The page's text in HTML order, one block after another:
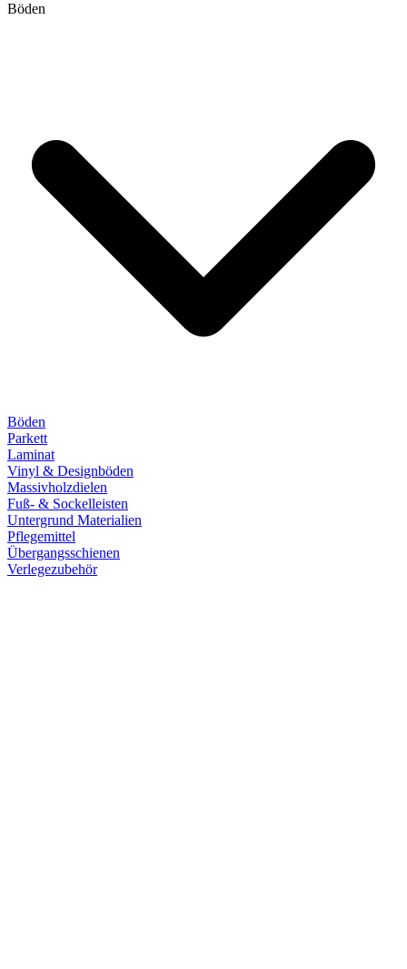
Böden
Böden
Parkett
Laminat
Vinyl & Designböden
Massivholzdielen
Fuß- & Sockelleisten
Untergrund Materialien
Pflegemittel
Übergangsschienen
Verlegezubehör